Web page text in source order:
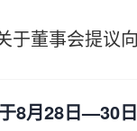
于董事会提议
8月28日—30